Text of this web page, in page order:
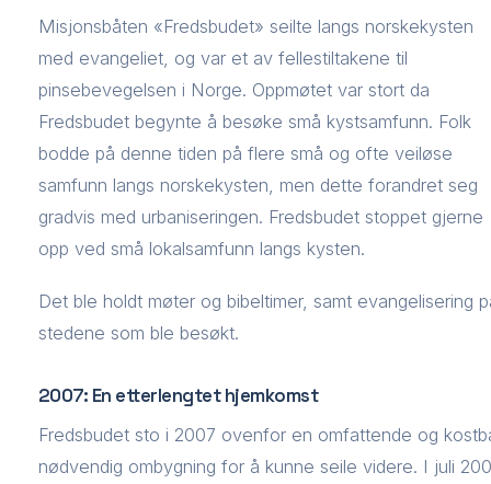
Misjonsbåten «Fredsbudet» seilte langs norskekysten
med evangeliet, og var et av fellestiltakene til
pinsebevegelsen i Norge. Oppmøtet var stort da
Fredsbudet begynte å besøke små kystsamfunn. Folk
bodde på denne tiden på flere små og ofte veiløse
samfunn langs norskekysten, men dette forandret seg
gradvis med urbaniseringen. Fredsbudet stoppet gjerne
opp ved små lokalsamfunn langs kysten.
Det ble holdt møter og bibeltimer, samt evangelisering
stedene som ble besøkt.
2007: En etterlengtet hjemkomst
Fredsbudet sto i 2007 ovenfor en omfattende og
nødvendig ombygning for å kunne seile videre. I juli